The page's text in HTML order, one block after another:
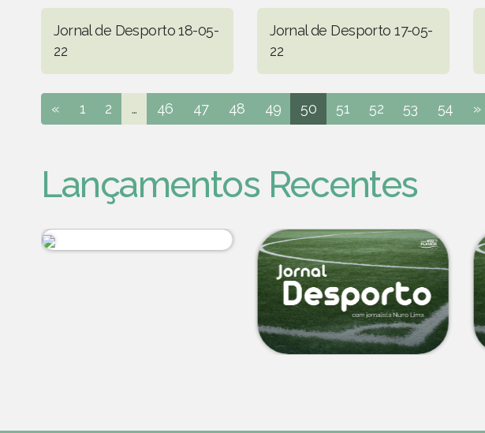
Jornal de Desporto 18-05-
22
Jornal de Desporto 17-05-
22
« 1 2 ... 46 47 48 49 50 51 52 53 54 »
Lançamentos Recentes